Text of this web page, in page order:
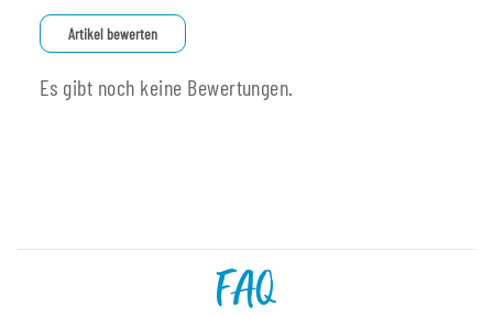
Artikel bewerten
Es gibt noch keine Bewertungen.
FAQ